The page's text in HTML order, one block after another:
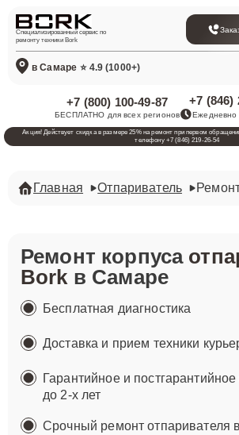
Специализированный сервис по
ремонту техники Bork
в Самаре ⭐ 4.9 (1000+)
+7 (800) 100-49-87
БЕСПЛАТНО для всех регионов
+7 (846)
Ежедневно
Акция! Действует скидка в размере 25% на ремонт при первом
телефону +7 (846) 219-26-54
Главная Отпариватель
Ремонт корпуса
Borkв Самаре
Бесплатная диагностика
Доставка и прием техники
Гарантийное и
до 2-х лет
Срочный ремонт отпаривателя